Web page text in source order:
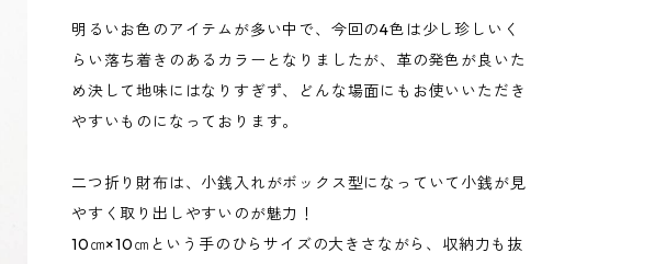
明るいお色のアイテムが多い中で、今回の4色は少し珍しいく
らい落ち着きのあるカラーとなりましたが、革の発色が良いた
め決して地味にはなりすぎず、どんな場面にもお使いいただき
やすいものになっております。
二つ折り財布は、小銭入れがボックス型になっていて小銭が見
やすく取り出しやすいのが魅力！
10㎝×10㎝という手のひらサイズの大きさながら、収納力も抜